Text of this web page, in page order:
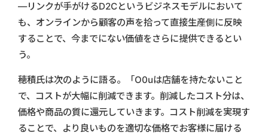
―リンクが手がけるD2Cというビジネスモデルにおいて
も、オンラインから顧客の声を拾って直接生産側に反映
することで、今までにない価値をさらに提供できるとい
う。
穂積氏は次のように語る。「O0uは店舗を持たないこと
で、コストが大幅に削減できます。削減したコスト分は、
価格や商品の質に還元していきます。コスト削減を実現す
ることで、より良いものを適切な価格でお客様に届ける